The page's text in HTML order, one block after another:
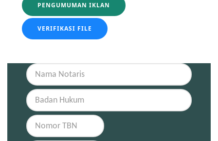
PENGUMUMAN IKLAN
VERIFIKASI FILE